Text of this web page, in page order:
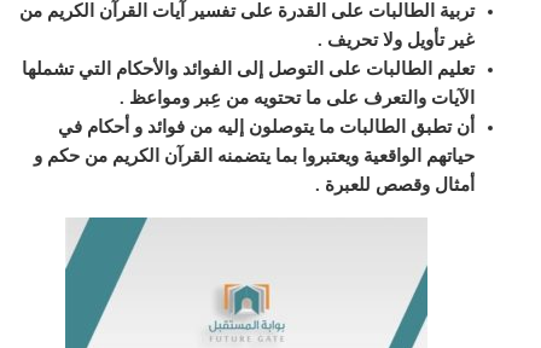
تربية الطالبات على القدرة على تفسير آيات القرآن الكريم من
غير تأويل ولا تحريف .
تعليم الطالبات على التوصل إلى الفوائد والأحكام التي تشملها
الآيات والتعرف على ما تحتويه من عِبر ومواعظ .
أن تطبق الطالبات ما يتوصلون إليه من فوائد و أحكام في
حياتهم الواقعية ويعتبروا بما يتضمنه القرآن الكريم من حكم و
أمثال وقصص للعبرة .